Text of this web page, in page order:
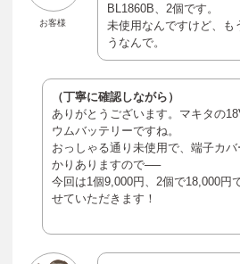
お客様
BL1860B、2個です。
未使用なんですけど、も
うなんで。
（丁寧に確認しながら）
ありがとうございます。マキタの
ウムバッテリーですね。
おっしゃる通り未使用で、端子カバ
かりありますので──
今回は1個9,000円、2個で18,000円
せていただきます！